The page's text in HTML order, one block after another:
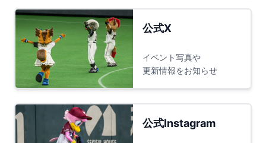
公式X
イベント写真や
更新情報をお知らせ
公式Instagram